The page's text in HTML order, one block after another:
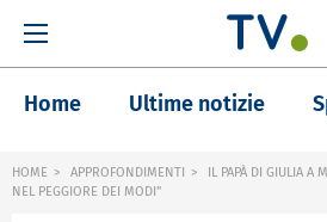
Home Ultime notizie
HOME APPROFONDIMENTI
IL PAPÀ DI GIULIA A
NEL PEGGIORE DEI MODI"